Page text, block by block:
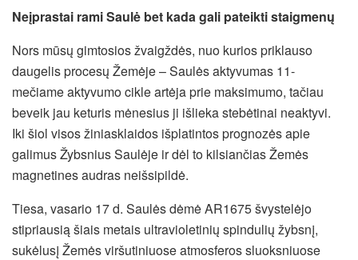
Neįprastai rami Saulė bet kada gali pateikti staigmenų
Nors mūsų gimtosios žvaigždės, nuo kurios priklauso
daugelis procesų Žemėje – Saulės aktyvumas 11-
mečiame aktyvumo cikle artėja prie maksimumo, tačiau
beveik jau keturis mėnesius ji išlieka stebėtinai neaktyvi.
Iki šiol visos žiniasklaidos išplatintos prognozės apie
galimus Žybsnius Saulėje ir dėl to kilsiančias Žemės
magnetines audras neišsipildė.
Tiesa, vasario 17 d. Saulės dėmė AR1675 švystelėjo
stipriausią šiais metais ultravioletinių spindulių žybsnį,
sukėlusį Žemės viršutiniuose atmosferos sluoksniuose